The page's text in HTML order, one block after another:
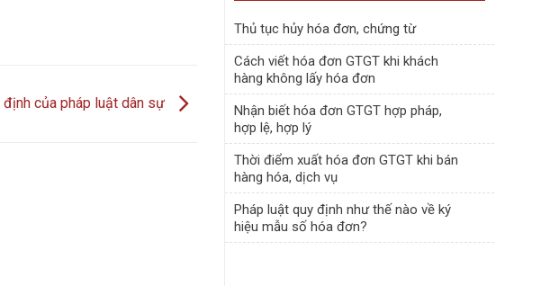
của pháp luật dân sự
Thủ tục hủy hóa đơn, chứng từ
Cách viết hóa đơn GTGT khi khách
hàng không lấy hóa đơn
Nhận biết hóa đơn GTGT hợp pháp,
hợp lệ, hợp lý
Thời điểm xuất hóa đơn GTGT khi bán
hàng hóa, dịch vụ
Pháp luật quy định như thế nào về ký
hiệu mẫu số hóa đơn?